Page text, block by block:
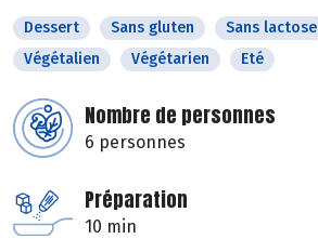
Dessert Sans gluten Sans lactose
Végétalien
Végétarien Eté
Nombre de personnes
6 personnes
Préparation
10 min